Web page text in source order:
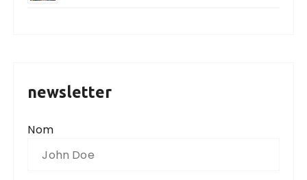
newsletter
Nom